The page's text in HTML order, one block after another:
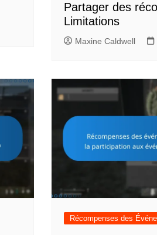
Partager des
Limitations
Maxine Caldwell
Récompenses des